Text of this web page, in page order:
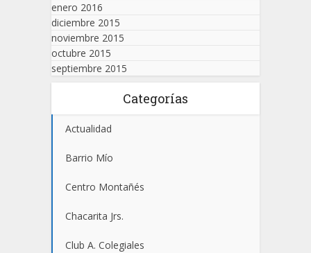
enero 2016
diciembre 2015
noviembre 2015
octubre 2015
septiembre 2015
Categorías
Actualidad
Barrio Mío
Centro Montañés
Chacarita Jrs.
Club A. Colegiales